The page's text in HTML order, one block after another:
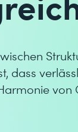
dass
von